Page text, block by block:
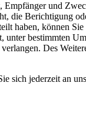
und
die Berichtigung
haben, können
unter bestimmten
Des
sich jederzeit an